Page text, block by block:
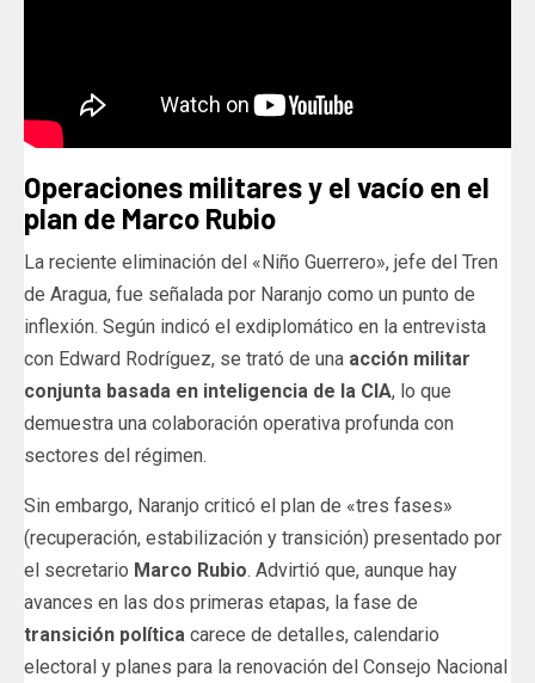
Operaciones militares y el vacío en el
plan de Marco Rubio
La reciente eliminación del «Niño Guerrero», jefe del Tren
de Aragua, fue señalada por Naranjo como un punto de
inflexión. Según indicó el exdiplomático en la entrevista
con Edward Rodríguez, se trató de una acción militar
conjunta basada en inteligencia de la CIA, lo que
demuestra una colaboración operativa profunda con
sectores del régimen.
Sin embargo, Naranjo criticó el plan de «tres fases»
(recuperación, estabilización y transición) presentado por
el secretario Marco Rubio. Advirtió que, aunque hay
avances en las dos primeras etapas, la fase de
transición política carece de detalles, calendario
electoral y planes para la renovación del Consejo Nacional